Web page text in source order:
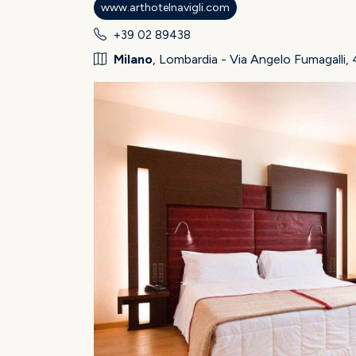
www.arthotelnavigli.com
+39 02 89438
Milano, Lombardia - Via Angelo Fumagalli,